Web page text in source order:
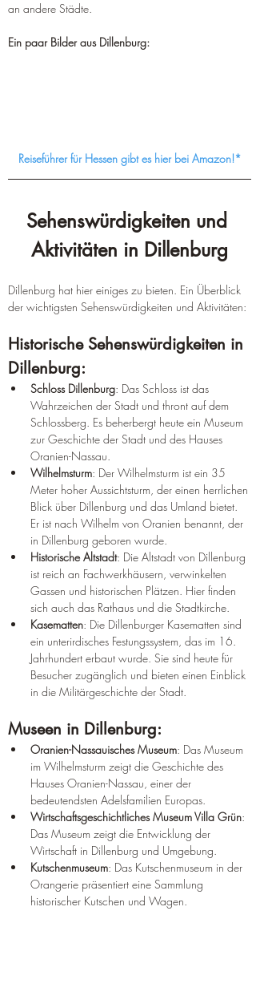
an andere Städte.
Ein paar Bilder aus Dillenburg:
Reiseführer für Hessen gibt es hier bei Amazon!*
Sehenswürdigkeiten und
Aktivitäten in Dillenburg
Dillenburg hat hier einiges zu bieten. Ein Überblick
der wichtigsten Sehenswürdigkeiten und Aktivitäten:
Historische Sehenswürdigkeiten in
Dillenburg:
Schloss Dillenburg: Das Schloss ist das
Wahrzeichen der Stadt und thront auf dem
Schlossberg. Es beherbergt heute ein Museum
zur Geschichte der Stadt und des Hauses
Oranien-Nassau.
Wilhelmsturm: Der Wilhelmsturm ist ein 35
Meter hoher Aussichtsturm, der einen herrlichen
Blick über Dillenburg und das Umland bietet.
Er ist nach Wilhelm von Oranien benannt, der
in Dillenburg geboren wurde.
Historische Altstadt: Die Altstadt von Dillenburg
ist reich an Fachwerkhäusern, verwinkelten
Gassen und historischen Plätzen. Hier finden
sich auch das Rathaus und die Stadtkirche.
Kasematten: Die Dillenburger Kasematten sind
ein unterirdisches Festungssystem, das im 16.
Jahrhundert erbaut wurde. Sie sind heute für
Besucher zugänglich und bieten einen Einblick
in die Militärgeschichte der Stadt.
Museen in Dillenburg:
Oranien-Nassauisches Museum: Das Museum
im Wilhelmsturm zeigt die Geschichte des
Hauses Oranien-Nassau, einer der
bedeutendsten Adelsfamilien Europas.
Wirtschaftsgeschichtliches Museum Villa Grün:
Das Museum zeigt die Entwicklung der
Wirtschaft in Dillenburg und Umgebung.
Kutschenmuseum: Das Kutschenmuseum in der
Orangerie präsentiert eine Sammlung
historischer Kutschen und Wagen.